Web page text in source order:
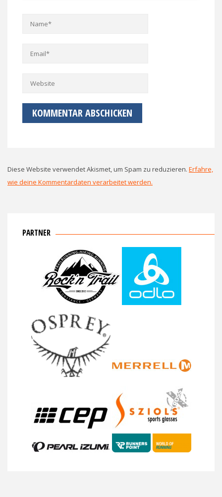
Diese Website verwendet Akismet, um Spam zu reduzieren. Erfahre,
wie deine Kommentardaten verarbeitet werden.
PARTNER